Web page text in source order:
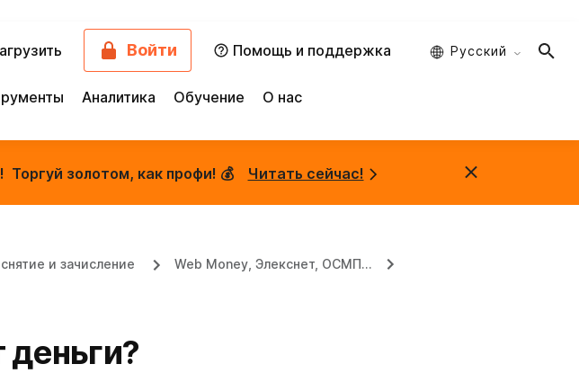
Войти Помощь и поддержка Русский
Аналитика Обучение О нас
золотом, как профи! 💰 Читать сейчас!
и зачисление Web Money, Элекснет, ОСМП...
деньги?